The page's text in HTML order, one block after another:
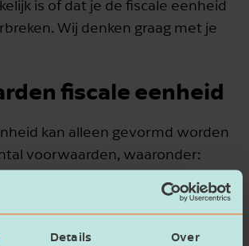
Details Over
is of dat je de fiscale eenheid
Wij denken graag met je
fiscale eenheid
kan alleen gevormd worden
voorwaarden, waaronder:
bezit 95% of
juridische en economische
de aandelen in de